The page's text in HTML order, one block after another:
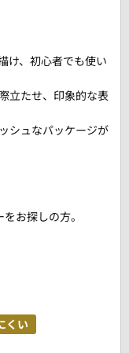
け、初心者でも使い
立たせ、印象的な表
シュなパッケージが
お探しの方。
くい